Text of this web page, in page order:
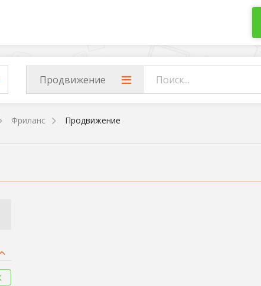
Продвижение
Фриланс Продвижение